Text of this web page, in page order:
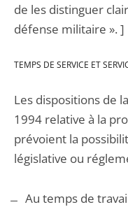
de les distinguer
défense militaire ». ]
TEMPS DE SERVICE ET
Les dispositions de
1994 relative à la
prévoient la
législative ou
Au temps de